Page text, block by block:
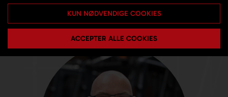
KUN NØDVENDIGE COOKIES
ACCEPTER ALLE COOKIES